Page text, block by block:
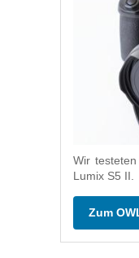
Wir
Lumix S5 II.
Zum